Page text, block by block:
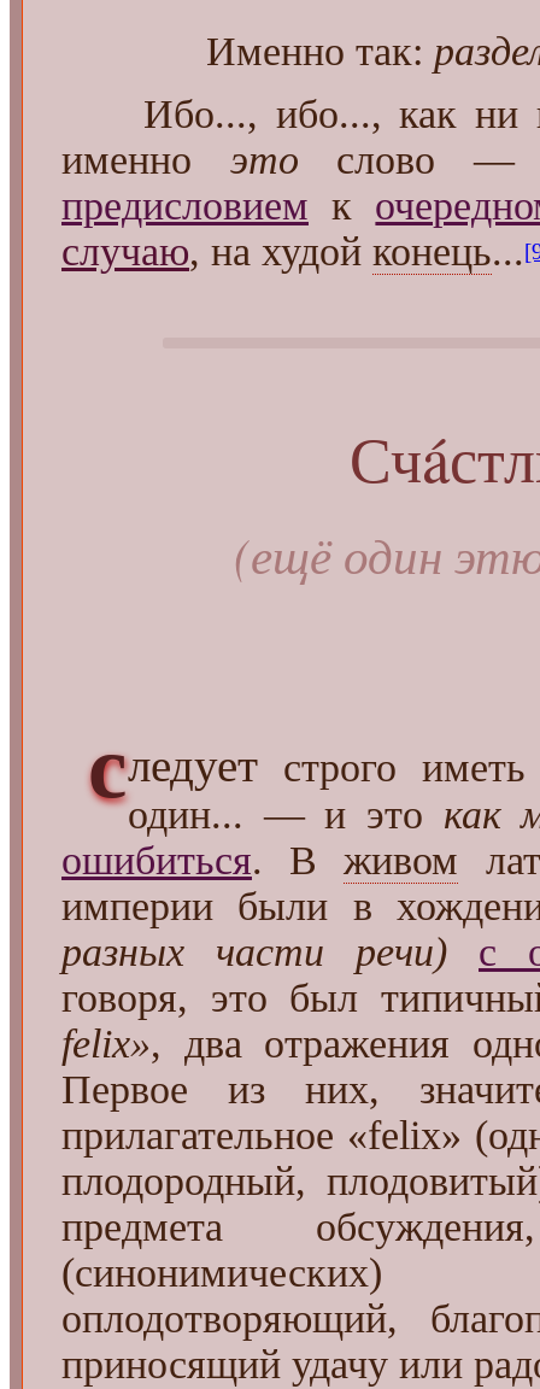
Именно так:
Ибо..., ибо..., как ни
именно это слово —
предисловием к
случаю, на худой конець...
(ещё один
следует строго
один... — и это как
ошибиться. Вживом
империи были в
разных части речи)
с
говоря, это был
felix», два отражения
Первое из них,
прилагательное «felix»
плодородный,
предмета
(синонимических)
оплодотворяющий,
приносящий удачу или